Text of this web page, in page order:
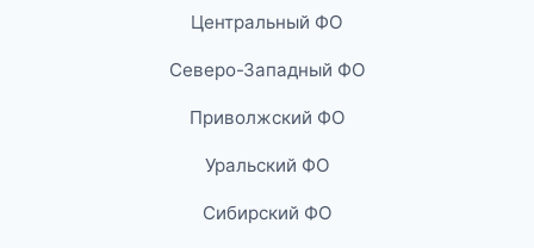
Центральный ФО
Северо-Западный ФО
Приволжский ФО
Уральский ФО
Сибирский ФО